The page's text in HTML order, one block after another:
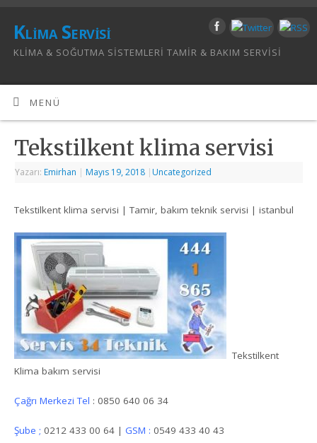
Klima Servisi
KLIMA & SOĞUTMA SISTEMLERI TAMIR & BAKIM SERVISI
MENÜ
Tekstilkent klima servisi
Yazarı: Emirhan | Mayıs 19, 2018 | Uncategorized
Tekstilkent klima servisi | Tamir, bakım teknik servisi | istanbul
Tekstilkent
Klima bakım servisi
Çağrı Merkezi Tel : 0850 640 06 34
Şube ;0212 433 00 64 |GSM : 0549 433 40 43